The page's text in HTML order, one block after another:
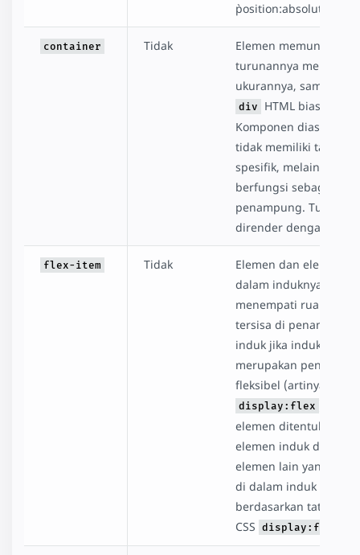
`position:absolute`.
container Tidak
Elemen
turunannya
ukurannya, sama
div
HTML biasa.
Komponen
tidak memiliki tata
spesifik, melainkan
berfungsi sebagai
penampung.
dirender dengan
flex-item Tidak
Elemen dan elemen
dalam induknya
menempati ruang
tersisa di penampung
induk jika induk
merupakan
fleksibel (artinya,
display:flex
elemen ditentukan
elemen induk dan
elemen lain yang
di dalam induk
berdasarkan tata letak
CSS display:flex